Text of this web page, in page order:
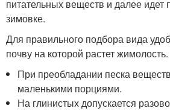
питательных веществ и далее идет
зимовке.
Для правильного подбора вида
почву на которой растет жимолость.
При преобладании песка
маленькими порциями.
На глинистых допускается